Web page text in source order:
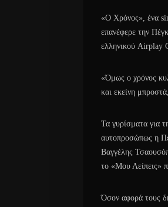
«Ο Χρόνος», ένα
επανέφερε την
ελληνικού Airplay
«Όμως ο χρόνος
και εκείνη
Τα γυρίσματα για
αυτοπροσώπως η
Βαγγέλης
το «Μου Λείπεις»
Όσον αφορά τους